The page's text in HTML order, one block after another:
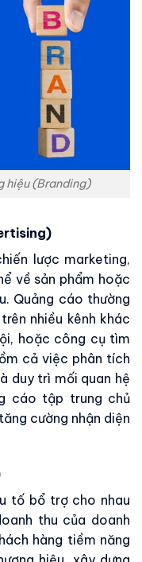
hiệu (Branding)
lược marketing,
về sản phẩm hoặc
Quảng cáo thường
nhiều kênh khác
hoặc công cụ tìm
cả việc phân tích
duy trì mối quan hệ
cáo tập trung chủ
cường nhận diện
tố bổ trợ cho nhau
thu của doanh
hàng tiềm năng